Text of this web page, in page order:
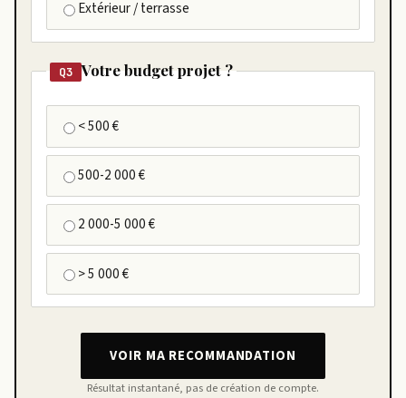
Extérieur / terrasse
Q3 Votre budget projet ?
< 500 €
500-2 000 €
2 000-5 000 €
> 5 000 €
VOIR MA RECOMMANDATION
Résultat instantané, pas de création de compte.